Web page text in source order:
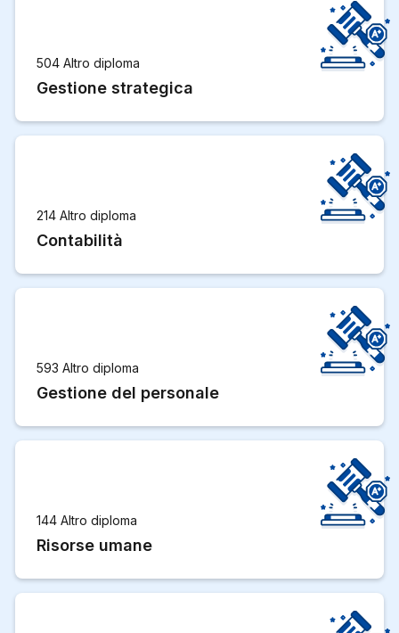
504 Altro diploma
Gestione strategica
214 Altro diploma
Contabilità
593 Altro diploma
Gestione del personale
144 Altro diploma
Risorse umane